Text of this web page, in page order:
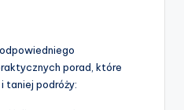
porad, które
taniej podróży: